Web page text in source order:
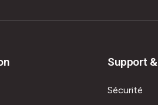
Support
Sécurité